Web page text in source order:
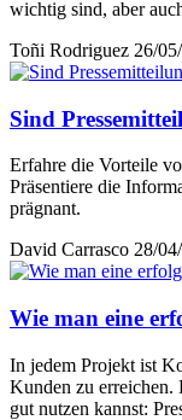
wichtig sind, aber
Toñi Rodriguez 26/
Sind
Erfahre die Vorteile
Präsentiere die
prägnant.
David Carrasco 28/
Wie man eine
In jedem Projekt ist
Kunden zu erreichen.
gut nutzen kannst: